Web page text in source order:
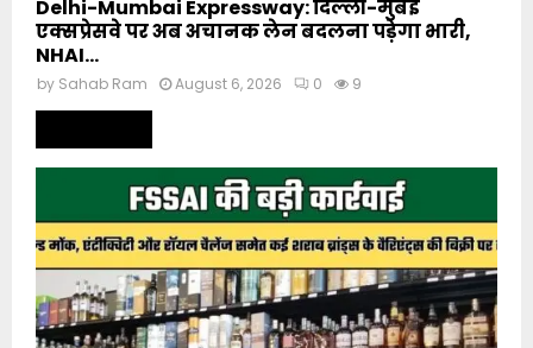
Delhi-Mumbai Expressway: दिल्ली-मुंबई
एक्सप्रेसवे पर अब अचानक लेन बदलना पड़ेगा भारी,
NHAI...
by Sahab Ram August 6, 2026 0 9